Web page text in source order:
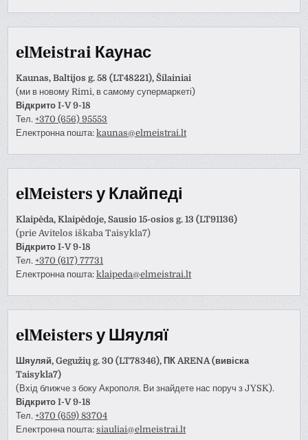
elMeistrai Каунас
Kaunas, Baltijos g. 58 (LT48221), Šilainiai
(ми в новому Rimi, в самому супермаркеті)
Відкрито I-V 9-18
Тел.+370 (656) 95553
Електронна пошта:kaunas@elmeistrai.lt
elMeisters у Клайпеді
Klaipėda, Klaipėdoje, Sausio 15-osios g. 13 (LT91136)
(prie Avitelos iškaba Taisykla7)
Відкрито I-V 9-18
Тел.+370 (617) 77731
Електронна пошта:klaipeda@elmeistrai.lt
elMeisters у Шяуляї
Шяуляй, Gegužių g. 30 (LT78346), ПК ARENA (вивіска
Taisykla7)
(Вхід ближче з боку Акрополя. Ви знайдете нас поруч з JYSK).
Відкрито I-V 9-18
Тел.+370 (659) 83704
Електронна пошта:siauliai@elmeistrai.lt